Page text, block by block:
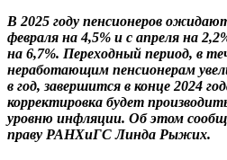
В 2025 году пенсионеров
февраля на 4,5% и с апреля на
на 6,7%. Переходный период, в
неработающим пенсионерам
в год, завершится в конце 2024
корректировка будет
уровню инфляции. Об этом
праву РАНХиГС Линда Рыжих.